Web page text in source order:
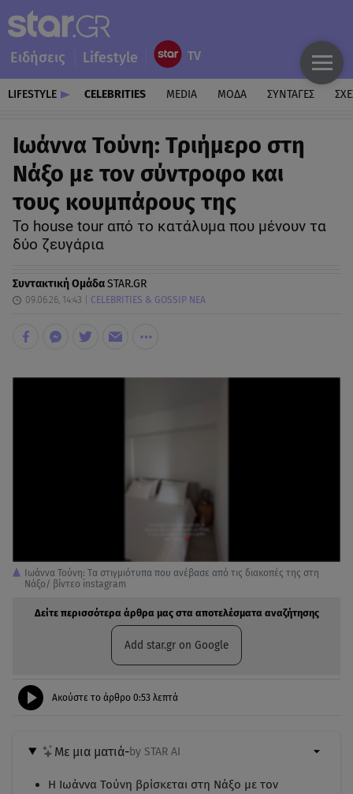
Ειδήσεις Lifestyle
LIFESTYLE CELEBRITIES MEDIA ΜΟΔΑ ΣΥΝΤΑΓΕΣ
Ιωάννα Τούνη: Τριήμερο στη
Νάξο με τον σύντροφο και
τους κουμπάρους της
To house tour από το κατάλυμα που μένουν τα
δύο ζευγάρια
Συντακτική ΟμάδαSTAR.GR
09.06.26, 14:43 CELEBRITIES & GOSSIP ΝΕΑ
Ιωάννα Τούνη: Tα στιγμιότυπα που ανέβασε από τις διακοπές της στη
Νάξο/ βίντεο instagram
Δείτε περισσότερα άρθρα μας στα αποτελέσματα αναζήτησης
Add star.gr on Google
Ακούστε το άρθρο 0:53 λεπτά
Με μια ματιά-by STAR AI
Η Ιωάννα Τούνη βρίσκεται στη Νάξο με τον